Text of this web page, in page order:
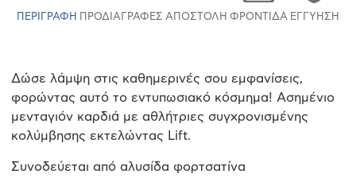
ΠΕΡΙΓΡΑΦΉ ΠΡΟΔΙΑΓΡΑΦΈΣ ΑΠΟΣΤΟΛΉ ΦΡΟΝΤΊΔΑ ΕΓΓΎΗΣΗ
Δώσε λάμψη στις καθημερινές σου εμφανίσεις,
φορώντας αυτό το εντυπωσιακό κόσμημα! Ασημένιο
μενταγιόν καρδιά με αθλήτριες συγχρονισμένης
κολύμβησης εκτελώντας Lift.
Συνοδεύεται από αλυσίδα φορτσατίνα